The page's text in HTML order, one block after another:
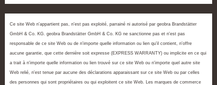
Ce site Web n'appartient pas, n'est pas exploité, parrainé ni autorisé par geobra Brandstätter
GmbH & Co. KG. geobra Brandstätter GmbH & Co. KG ne sanctionne pas et n'est pas
responsable de ce site Web ou de n'importe quelle information ou lien qu'il contient, n'offre
aucune garantie, que cette dernière soit expresse (EXPRESS WARRANTY) ou implicite en ce qui
a trait à n'importe quelle information ou lien trouvé sur ce site Web ou n'importe quel autre site
Web relié, n'est tenue par aucune des déclarations apparaissant sur ce site Web ou par celles
des personnes qui sont propriétaires ou qui exploitent ce site Web. Les marques de commerce